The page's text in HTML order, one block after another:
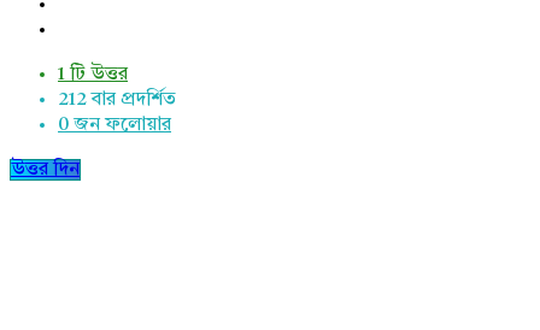
1 টি উত্তর
212বার প্রদর্শিত
0 জন ফলোয়ার
উত্তর দিন